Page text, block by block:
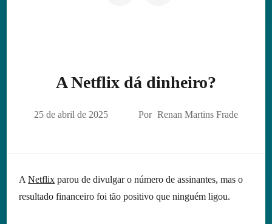
A Netflix dá dinheiro?
25 de abril de 2025 Por Renan Martins Frade
ANetflix parou de divulgar o número de assinantes, mas o
resultado financeiro foi tão positivo que ninguém ligou.